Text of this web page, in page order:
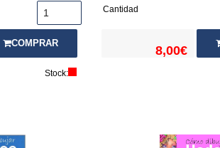
COMPRAR
Stock:
Cantidad
8,00€